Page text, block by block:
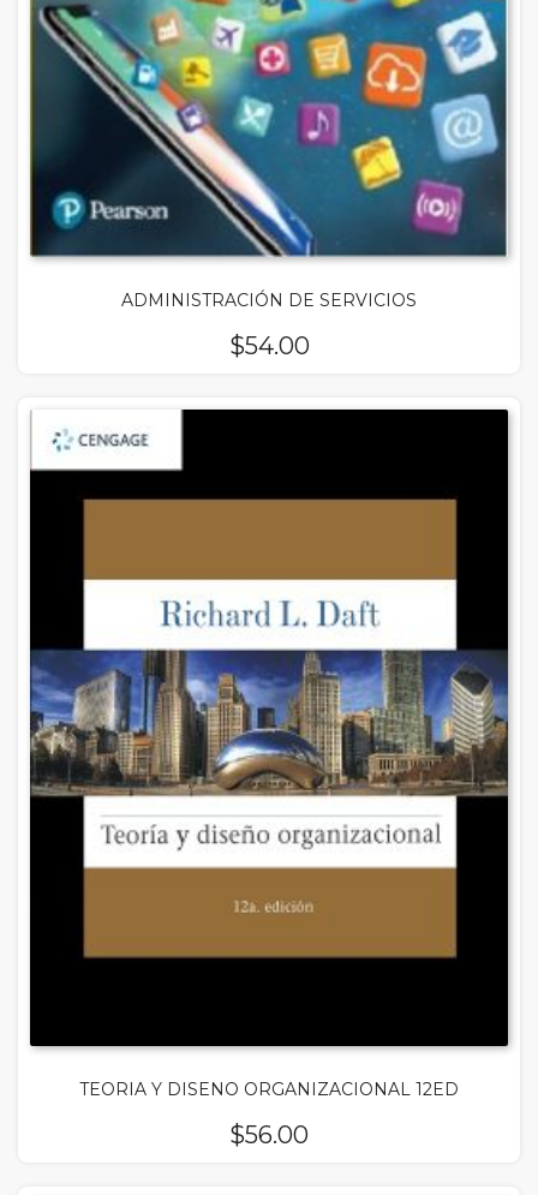
ADMINISTRACIÓN DE SERVICIOS
$54.00
TEORIA Y DISENO ORGANIZACIONAL 12ED
$56.00